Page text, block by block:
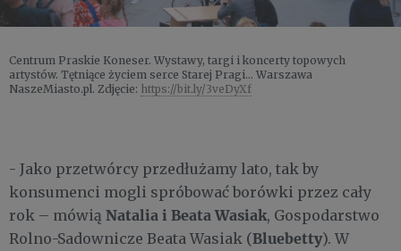
Centrum Praskie Koneser. Wystawy, targi i koncerty topowych
artystów. Tętniące życiem serce Starej Pragi... Warszawa
NaszeMiasto.pl. Zdjęcie: https://bit.ly/3veDyXf
- Jako przetwórcy przedłużamy lato, tak by
konsumenci mogli spróbować borówki przez cały
rok – mówią Natalia i Beata Wasiak, Gospodarstwo
Rolno-Sadownicze Beata Wasiak (Bluebetty). W